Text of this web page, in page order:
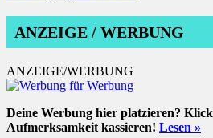
ANZEIGE / WERBUNG
ANZEIGE/WERBUNG
Deine Werbung hier platzieren?
Aufmerksamkeit kassieren! Lesen »